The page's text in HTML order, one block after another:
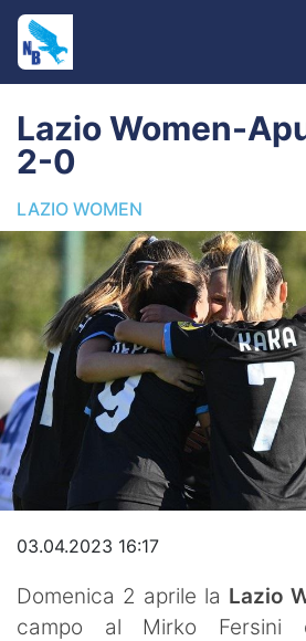
News
Editoriale
Pagelle
Settore Giovanile
Lazio Women
Calciomercato
Lazio Women-
2-0
LAZIO WOMEN
03.04.2023 16:17
Domenica 2 aprile la Lazio
campo al Mirko Fersini